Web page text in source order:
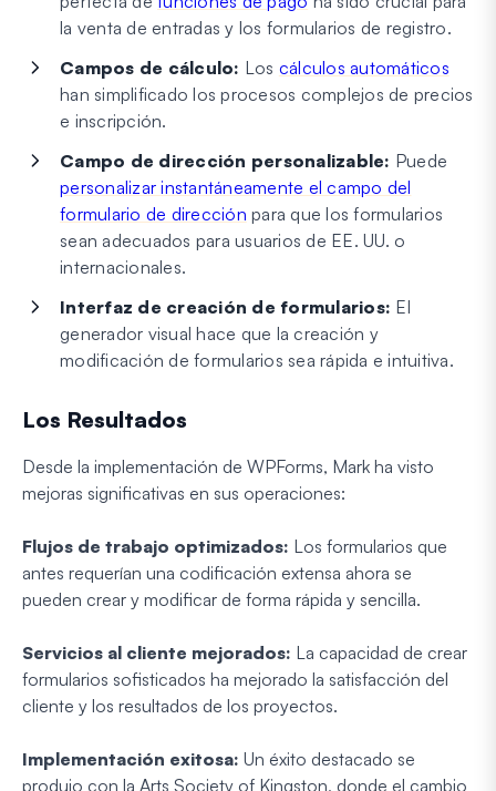
la venta de entradas y los formularios de registro.
Campos de cálculo: Los cálculos automáticos
han simplificado los procesos complejos de precios
e inscripción.
Campo de dirección personalizable: Puede
personalizar instantáneamente el campo del
formulario de dirección para que los formularios
sean adecuados para usuarios de EE. UU. o
internacionales.
Interfaz de creación de formularios: El
generador visual hace que la creación y
modificación de formularios sea rápida e intuitiva.
Los Resultados
Desde la implementación de WPForms, Mark ha visto
mejoras significativas en sus operaciones:
Flujos de trabajo optimizados: Los formularios que
antes requerían una codificación extensa ahora se
pueden crear y modificar de forma rápida y sencilla.
Servicios al cliente mejorados: La capacidad de crear
formularios sofisticados ha mejorado la satisfacción del
cliente y los resultados de los proyectos.
Implementación exitosa: Un éxito destacado se
produjo con la Arts Society of Kingston, donde el cambio